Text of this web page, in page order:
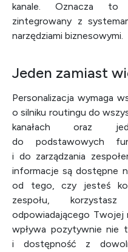
kanale. Oznacza
zintegrowany z
narzędziami biznesowymi.
Jeden zamiast
Personalizacja wymaga
o silniku routingu do
kanałach oraz
do podstawowych
i do zarządzania
informacje są dostępne
od tego, czy jesteś
zespołu,
odpowiadającego Twojej
wpływa pozytywnie nie
i dostępność z